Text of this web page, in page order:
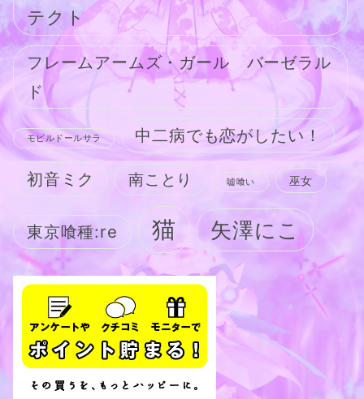
テクト
フレームアームズ・ガール バーゼラル
ド
モビルドールサラ 中二病でも恋がしたい！
初音ミク 南ことり 嘘喰い 巫女
東京喰種:re 猫 矢澤にこ